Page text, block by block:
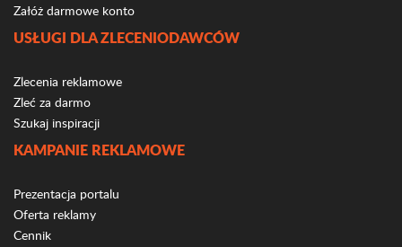
Załóż darmowe konto
USŁUGI DLA ZLECENIODAWCÓW
Zlecenia reklamowe
Zleć za darmo
Szukaj inspiracji
KAMPANIE REKLAMOWE
Prezentacja portalu
Oferta reklamy
Cennik